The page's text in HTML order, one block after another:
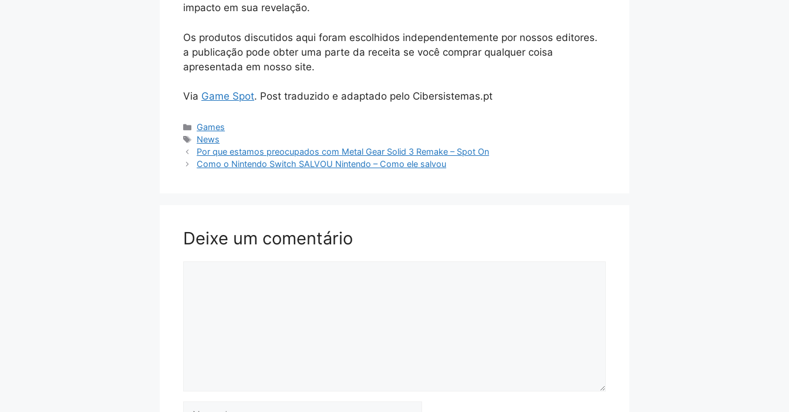
impacto em sua revelação.
Os produtos discutidos aqui foram escolhidos independentemente por nossos editores.
a publicação pode obter uma parte da receita se você comprar qualquer coisa
apresentada em nosso site.
Via Game Spot. Post traduzido e adaptado pelo Cibersistemas.pt
Categorias
Games
Tags
News
Por que estamos preocupados com Metal Gear Solid 3 Remake – Spot On
Como o Nintendo Switch SALVOU Nintendo – Como ele salvou
Deixe um comentário
Nome